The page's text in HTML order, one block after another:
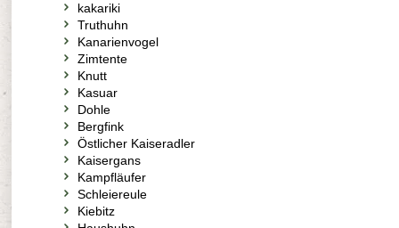
kakariki
Truthuhn
Kanarienvogel
Zimtente
Knutt
Kasuar
Dohle
Bergfink
Östlicher Kaiseradler
Kaisergans
Kampfläufer
Schleiereule
Kiebitz